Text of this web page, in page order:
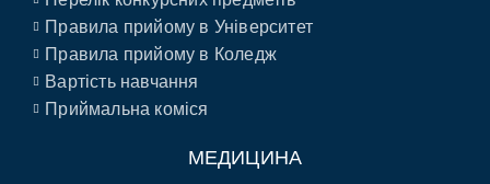
Правила прийому в Університет
Правила прийому в Коледж
Вартість навчання
Приймальна коміся
МЕДИЦИНА